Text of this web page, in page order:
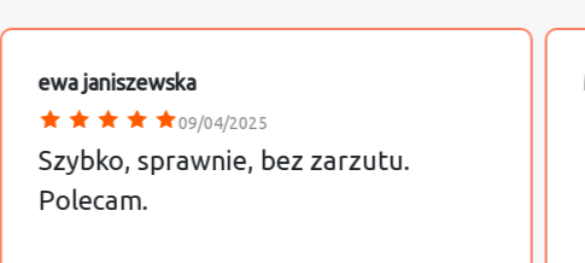
ewa janiszewska
09/04/2025
Szybko, sprawnie, bez zarzutu.
Polecam.